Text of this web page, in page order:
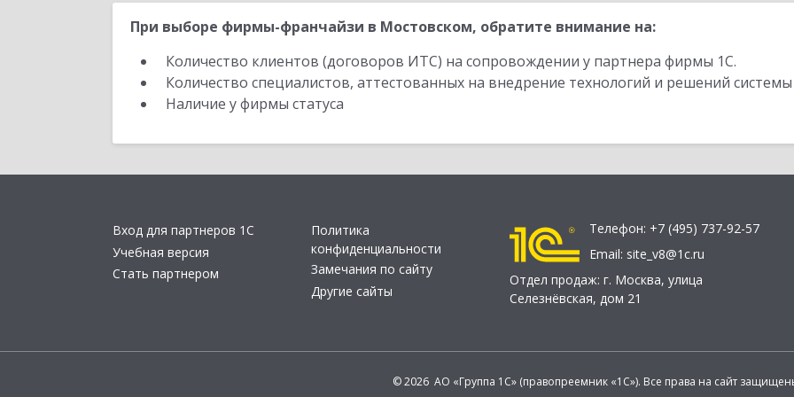
При выборе фирмы-франчайзи в Мостовском, обратите внимание на:
Количество клиентов (договоров ИТС) на сопровождении у партнера фирмы 1С.
Количество специалистов, аттестованных на внедрение технологий и решений
Наличие у фирмы статуса
Вход для партнеров 1С
Учебная версия
Стать партнером
Политика
конфиденциальности
Замечания по сайту
Другие сайты
Телефон: +7 (495) 737-92-57
Email: site_v8@1c.ru
Отдел продаж: г. Москва, улица
Селезнёвская, дом 21
© 2026 АО «Группа 1С» (правопреемник «1С»). Все права на сайт